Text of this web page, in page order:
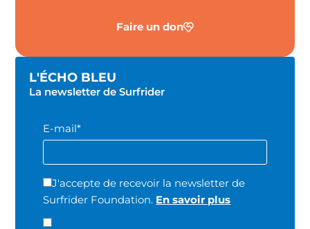
Faire un don
L'ÉCHO BLEU
La newsletter de Surfrider
E-mail*
J'accepte de recevoir la newsletter de
Surfrider Foundation. En savoir plus